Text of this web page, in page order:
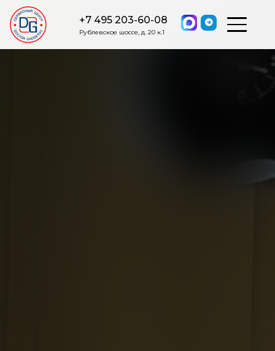
+7 495 203-60-08
Рублевское шоссе, д. 20 к.1